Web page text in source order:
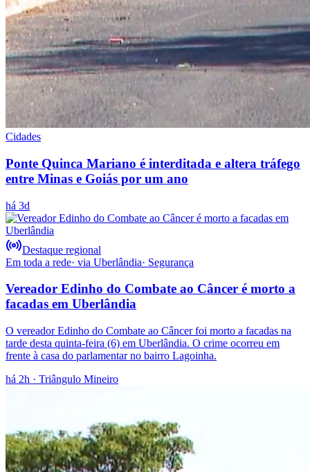
Cidades
Ponte Quinca Mariano é interditada e altera tráfego
entre Minas e Goiás por um ano
há 3d
Destaque regional
Em toda a rede· via Uberlândia· Segurança
Vereador Edinho do Combate ao Câncer é morto a
facadas em Uberlândia
O vereador Edinho do Combate ao Câncer foi morto a facadas na
tarde desta quinta-feira (6) em Uberlândia. O crime ocorreu em
frente à casa do parlamentar no bairro Lagoinha.
há 2h · Triângulo Mineiro